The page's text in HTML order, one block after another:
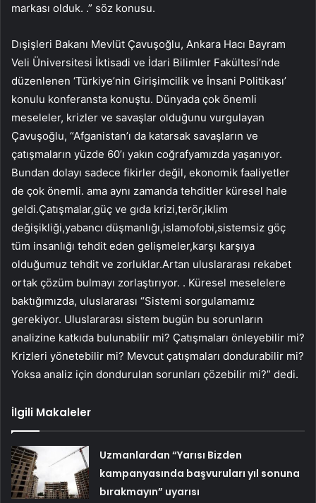
markası olduk. .” söz konusu.
Dışişleri Bakanı Mevlüt Çavuşoğlu, Ankara Hacı Bayram
Veli Üniversitesi İktisadi ve İdari Bilimler Fakültesi’nde
düzenlenen ‘Türkiye’nin Girişimcilik ve İnsani Politikası’
konulu konferansta konuştu. Dünyada çok önemli
meseleler, krizler ve savaşlar olduğunu vurgulayan
Çavuşoğlu, “Afganistan’ı da katarsak savaşların ve
çatışmaların yüzde 60’ı yakın coğrafyamızda yaşanıyor.
Bundan dolayı sadece fikirler değil, ekonomik faaliyetler
de çok önemli. ama aynı zamanda tehditler küresel hale
geldi.Çatışmalar,güç ve gıda krizi,terör,iklim
değişikliği,yabancı düşmanlığı,islamofobi,sistemsiz göç
tüm insanlığı tehdit eden gelişmeler,karşı karşıya
olduğumuz tehdit ve zorluklar.Artan uluslararası rekabet
ortak çözüm bulmayı zorlaştırıyor. . Küresel meselelere
baktığımızda, uluslararası “Sistemi sorgulamamız
gerekiyor. Uluslararası sistem bugün bu sorunların
analizine katkıda bulunabilir mi? Çatışmaları önleyebilir mi?
Krizleri yönetebilir mi? Mevcut çatışmaları dondurabilir mi?
Yoksa analiz için dondurulan sorunları çözebilir mi?” dedi.
İlgili Makaleler
Uzmanlardan “Yarısı Bizden
kampanyasında başvuruları yıl sonuna
bırakmayın” uyarısı